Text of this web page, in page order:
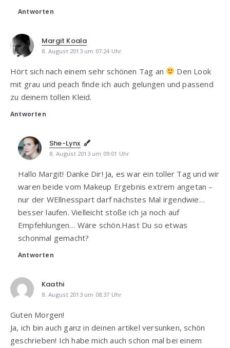
Antworten
Margit Koala
8. August 2013 um 07:24 Uhr
Hört sich nach einem sehr schönen Tag an
Den Look
mit grau und peach finde ich auch gelungen und passend
zu deinem tollen Kleid.
Antworten
She-Lynx
8. August 2013 um 09:01 Uhr
Hallo Margit! Danke Dir! Ja, es war ein toller Tag und wir
waren beide vom Makeup Ergebnis extrem angetan –
nur der WEllnesspart darf nächstes Mal irgendwie…
besser laufen. Vielleicht stoße ich ja noch auf
Empfehlungen… Wäre schön.Hast Du so etwas
schonmal gemacht?
Antworten
Kaathi
8. August 2013 um 08:37 Uhr
Guten Morgen!
Ja, ich bin auch ganz in deinen artikel versunken, schön
geschrieben! Ich habe mich auch schon mal bei einem